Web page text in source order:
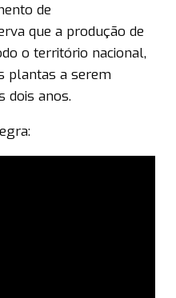
de
que a produção de
o território nacional,
plantas a serem
dois anos.